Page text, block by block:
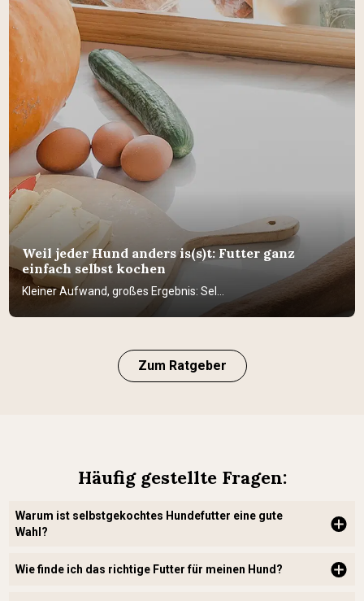
Weil jeder Hund anders is(s)t: Futter ganz
einfach selbst kochen
Kleiner Aufwand, großes Ergebnis: Sel...
Zum Ratgeber
Häufig gestellte Fragen:
Warum ist selbstgekochtes Hundefutter eine gute
Wahl?
Wie finde ich das richtige Futter für meinen Hund?